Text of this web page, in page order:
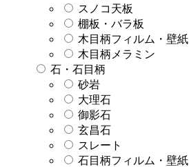
スノコ天板
棚板・バラ板
木目柄フィルム・壁紙
木目柄メラミン
石・石目柄
砂岩
大理石
御影石
玄昌石
スレート
石目柄フィルム・壁紙